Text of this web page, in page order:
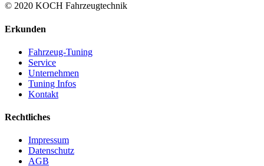
© 2020 KOCH Fahrzeugtechnik
Erkunden
Fahrzeug-Tuning
Service
Unternehmen
Tuning Infos
Kontakt
Rechtliches
Impressum
Datenschutz
AGB